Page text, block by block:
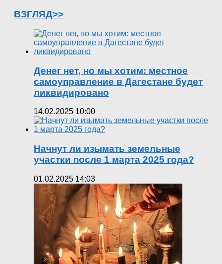
ВЗГЛЯД>>
Денег нет, но мы хотим: местное
самоуправление в Дагестане будет
ликвидировано
14.02.2025 10:00
Начнут ли изымать земельные
участки после 1 марта 2025 года?
01.02.2025 14:03